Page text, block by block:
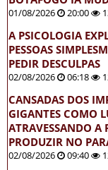
01/08/2026 20:00
A PSICOLOGIA
PESSOAS
PEDIR DESCULPAS
02/08/2026 06:18
CANSADAS DOS
GIGANTES COMO
ATRAVESSANDO A
PRODUZIR NO
02/08/2026 09:40